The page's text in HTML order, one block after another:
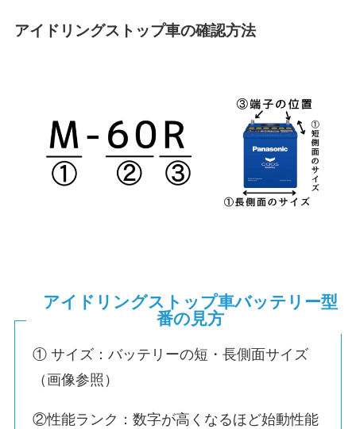
アイドリングストップ車の確認方法
アイドリングストップ車バッテリー型
番の見方
① サイズ：バッテリーの短・長側面サイズ
（画像参照）
②性能ランク：数字が高くなるほど始動性能